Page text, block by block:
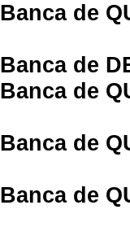
Banca de
Banca de
Banca de
Banca de
Banca de